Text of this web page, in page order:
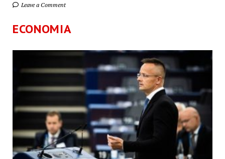
Leave a Comment
ECONOMIA